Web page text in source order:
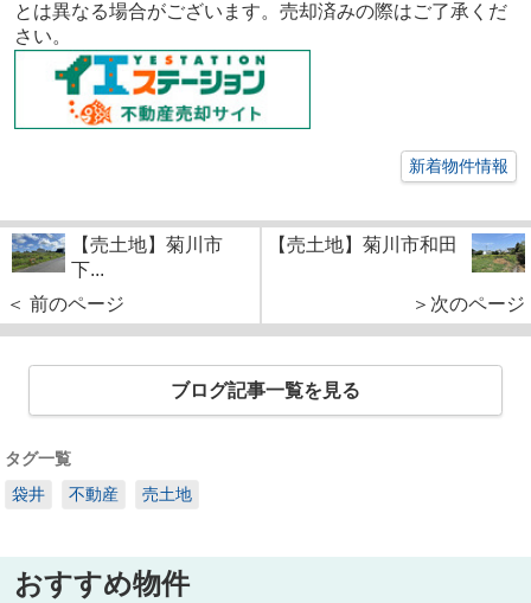
とは異なる場合がございます。売却済みの際はご了承くだ
さい。
新着物件情報
【売土地】菊川市
下...
＜ 前のページ
【売土地】菊川市和田
＞次のページ
ブログ記事一覧を見る
タグ一覧
袋井
不動産 売土地
おすすめ物件